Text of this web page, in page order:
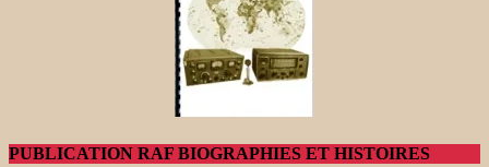
PUBLICATION RAF BIOGRAPHIES ET HISTOIRES